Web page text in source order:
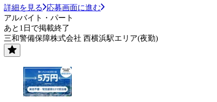
詳細を見る
応募画面に進む
アルバイト・パート
あと1日で掲載終了
三和警備保障株式会社 西横浜駅エリア(夜勤)